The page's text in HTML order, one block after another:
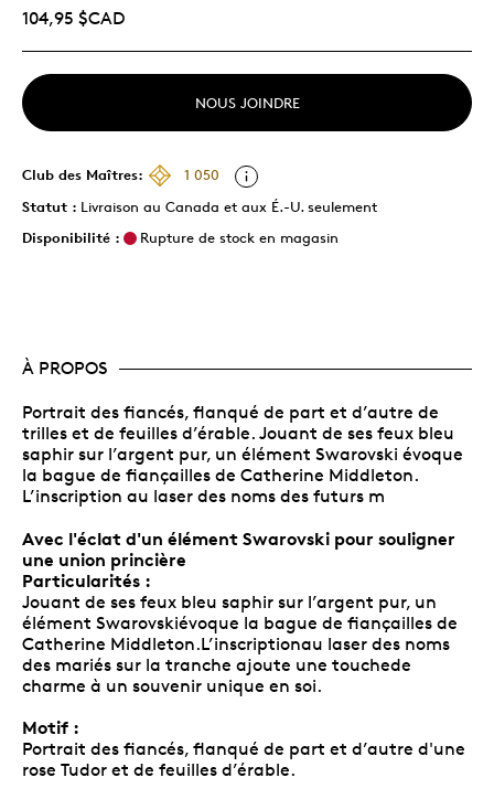
104,95 $CAD
NOUS JOINDRE
Club des Maîtres:
1 050
Statut : Livraison au Canada et aux É.-U. seulement
Disponibilité :
Rupture de stock en magasin
À PROPOS
Portrait des fiancés, flanqué de part et d’autre de
trilles et de feuilles d’érable. Jouant de ses feux bleu
saphir sur l’argent pur, un élément Swarovski évoque
la bague de fiançailles de Catherine Middleton.
L’inscription au laser des noms des futurs m
Avec l'éclat d'un élément Swarovski pour souligner
une union princière
Particularités :
Jouant de ses feux bleu saphir sur l’argent pur, un
élément Swarovskiévoque la bague de fiançailles de
Catherine Middleton.L’inscriptionau laser des noms
des mariés sur la tranche ajoute une touchede
charme à un souvenir unique en soi.
Motif :
Portrait des fiancés, flanqué de part et d’autre d'une
rose Tudor et de feuilles d’érable.